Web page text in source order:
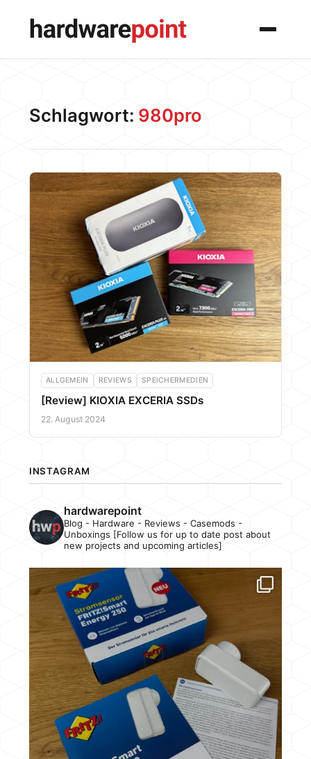
Menü
Schlagwort: 980pro
ALLGEMEIN REVIEWS SPEICHERMEDIEN
[Review] KIOXIA EXCERIA SSDs
22. August 2024
INSTAGRAM
hardwarepoint
Blog - Hardware - Reviews - Casemods -
Unboxings [Follow us for up to date post about
new projects and upcoming articles]